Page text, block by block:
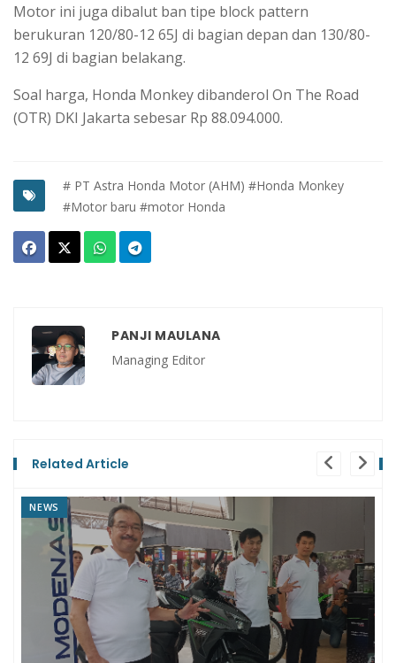
Motor ini juga dibalut ban tipe block pattern
berukuran 120/80-12 65J di bagian depan dan 130/80-
12 69J di bagian belakang.
Soal harga, Honda Monkey dibanderol On The Road
(OTR) DKI Jakarta sebesar Rp 88.094.000.
# PT Astra Honda Motor (AHM) #Honda Monkey
#Motor baru #motor Honda
PANJI MAULANA
Managing Editor
Related Article
NEWS